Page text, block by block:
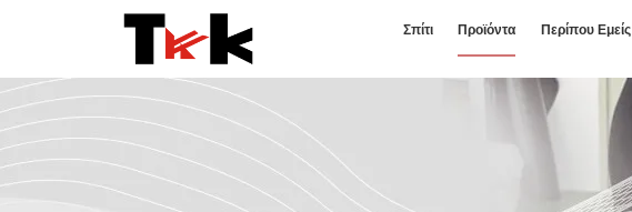
Σπίτι Προϊόντα Περίπου Εμείς